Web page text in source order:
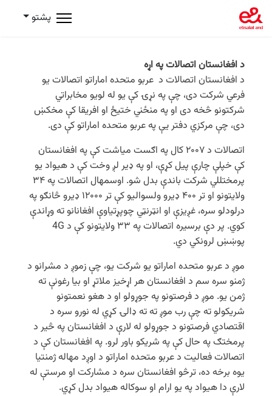
پشتو
د افغانستان اتصالات په اړه
د افغانستان اتصالات د عربو متحده اماراتو اتصالات یو
فرعي شرکت دی، چې په نړۍ کې یو له لویو مخابراتي
شرکتونو څخه دی او په منځني ختیځ او افریقا کې مخکښ
دی، چې مرکزي دفتر یې په عربو متحده اماراتو کې دی.
اتصالات د ۲۰۰۷ کال په اګست میاشت کې په افغانستان
کې خپلې چارې پیل کړې، او په ډیر لږ وخت کې د هیواد یو
پرمختللي شرکت باندې بدل شو. اوسمهال اتصالات په ۳۴
ولایتونو او تر ۴۰۰ ډیرو ولسوالیو کې تر ۱۲۰۰۰ ډیرو څانګو په
درلودلو سره، غږیزې او انټرنټي چوپړتیاوې افغانانو ته وړاندې
کوي. پر دې برسیره اتصالات په ۳۳ ولایتونو کې د 4G
پوښښ لرونکي دي.
موږ د عربو متحده اماراتو یو شرکت یو، چې زموږ د مشرانو د
ژمنو سره سم د افغانستان هر اړخیز ملاتړ او بیا رغونې ته
ژمن یو. موږ د فرصتونو په جوړولو او د هغو نعمتونو
شریکولو ته چې رب موږ ته ته ډالۍ کړي له نورو سره د
اقتصادي فرصتونو د جوړولو له لارې د افغانستان په څیر د
پرمختګ په حال کې په شریکو باور لرو. په افغانستان کې د
اتصالات فعالیت د عربو متحده اماراتو د اوږد مهاله ژمنتیا
یوه برخه ده، ترڅو افغانستان سره د مشارکت او مرستې له
لارې دا هیواد په یو ارام او سوکاله هیواد بدل کړي.